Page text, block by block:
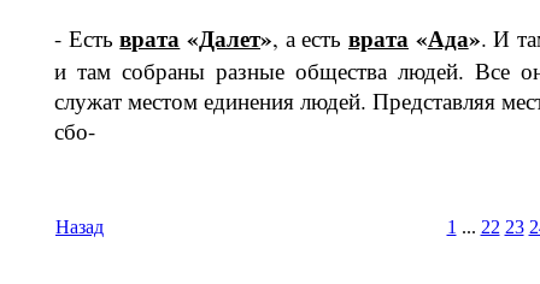
- Естьврата «Далет», а естьврата «Ада». И
и там собраны разные общества людей. Все
служат местом единения людей. Представляя
сбо-
Назад 1 ... 22 23